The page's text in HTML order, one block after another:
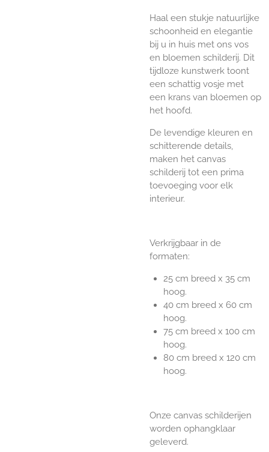
Haal een stukje natuurlijke
schoonheid en elegantie
bij u in huis met ons vos
en bloemen schilderij. Dit
tijdloze kunstwerk toont
een schattig vosje met
een krans van bloemen op
het hoofd.
De levendige kleuren en
schitterende details,
maken het canvas
schilderij tot een prima
toevoeging voor elk
interieur.
Verkrijgbaar in de
formaten:
25 cm breed x 35 cm
hoog.
40 cm breed x 60 cm
hoog.
75 cm breed x 100 cm
hoog.
80 cm breed x 120 cm
hoog.
Onze canvas schilderijen
worden ophangklaar
geleverd.